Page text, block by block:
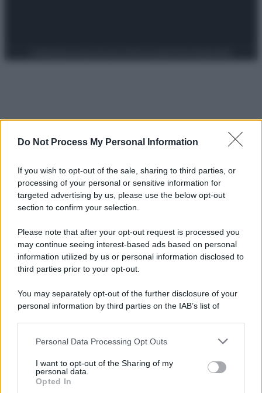
Do Not Process My Personal Information
If you wish to opt-out of the sale, sharing to third parties, or
processing of your personal or sensitive information for
targeted advertising by us, please use the below opt-out
section to confirm your selection.
Please note that after your opt-out request is processed you
may continue seeing interest-based ads based on personal
information utilized by us or personal information disclosed to
third parties prior to your opt-out.
You may separately opt-out of the further disclosure of your
personal information by third parties on the IAB’s list of
This information may also be disclosed by us to third parties
disclose it to other third parties.
Please note that this website/app uses one or more Google
Personal Data Processing Opt Outs
I want to opt-out of the Sharing of my
personal data.
Opted In